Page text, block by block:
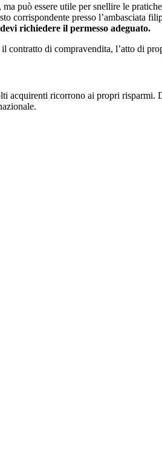
può essere utile per snellire le
presso l’ambasciata
richiedere il permesso adeguato.
contratto di compravendita, l’atto di
acquirenti ricorrono ai propri risparmi.